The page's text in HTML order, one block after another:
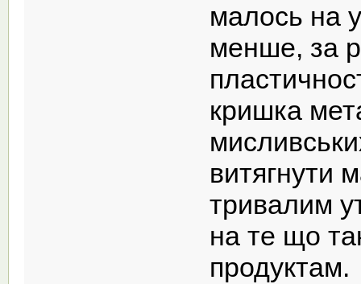
малось на
менше, за
кришка
витягнути
тривалим
на те що
продуктам.